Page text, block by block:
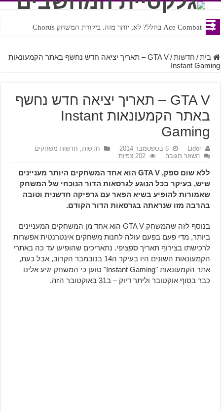
Ace Combat בחלל? לא, יותר מזה. ביקורת המשחק Chorus
Steven Universe והשירים שתורגמו בצורה נוראית לעברית
בית / חדשות /
GTA V – תאריך יציאה חדש נחשף באתר הקמעונאות
Instant Gaming
GTA V – תאריך יציאה חדש נחשף
באתר הקמעונאות Instant
Gaming
Lidor 6 בספטמבר 2014 חדשות, חדשות משחקים
השאר תגובה
202 צפיות
ללא שום ספק, GTA V הוא אחד המשחקים היותר מעניינים
שיש, בעיקר בכל הנוגע לגרסאות הדור הנוכחי של המשחק
שאמורות להופיע בשיא הפאר עם גרפיקה חדשנית וטובה
בהרבה מזו שנראתה בגרסאות הדור הקודם.
בנוסף לזה שהמשחק GTA V הוא אחד מן המשחקים המעניינים
ביותר, מדי פעם בפעם עולה לחנות משחקים אינטרנטית אפשרות
לרכישתו בצירוף תאריך ספציפי. נתאריכים שהופיעו עד כה באתרי
הקמעונאות השונים היו בעיקר ה14 בנובמבר הקרוב, אבל כעת,
אתר הקמעונאות "Instant Gaming" טוען כי המשחק יגיע אלינו
כבר בסוף אוקטובר וליתר דיוק – ב31 באוקטובר הזה.